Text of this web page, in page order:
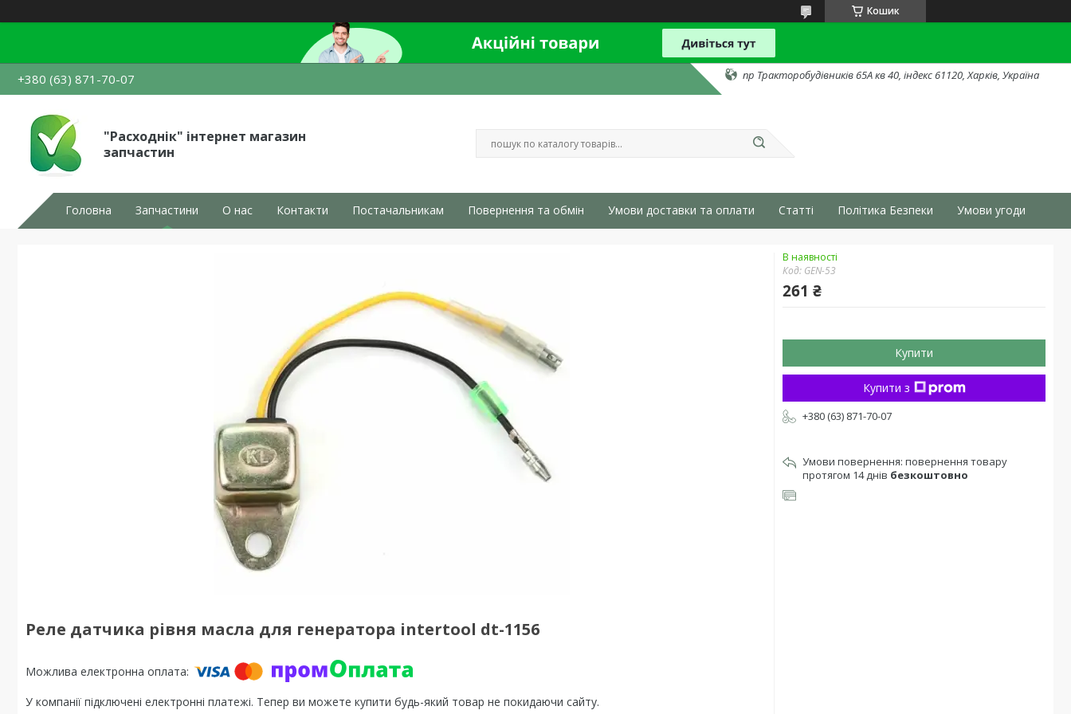
Кошик
+380 (63) 871-70-07 пр Тракторобудівників 65А кв 40, індекс 61120, Харків, Україна
"Расходнік" інтернет магазин
запчастин
Головна Запчастини О нас Контакти Постачальникам Повернення та обмін Умови доставки та оплати Статті Політика Безпеки Умови угоди
Реле датчика рівня масла для генератора intertool dt-1156
У компанії підключені електронні платежі. Тепер ви можете купити будь-який товар не покидаючи сайту.
В наявності
Код: GEN-53
261 ₴
Купити
Купити з
+380 (63) 871-70-07
повернення товару
протягом 14 днів безкоштовно